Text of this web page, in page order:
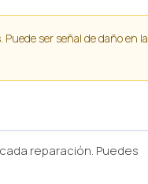
ser señal de daño en la
reparación. Puedes